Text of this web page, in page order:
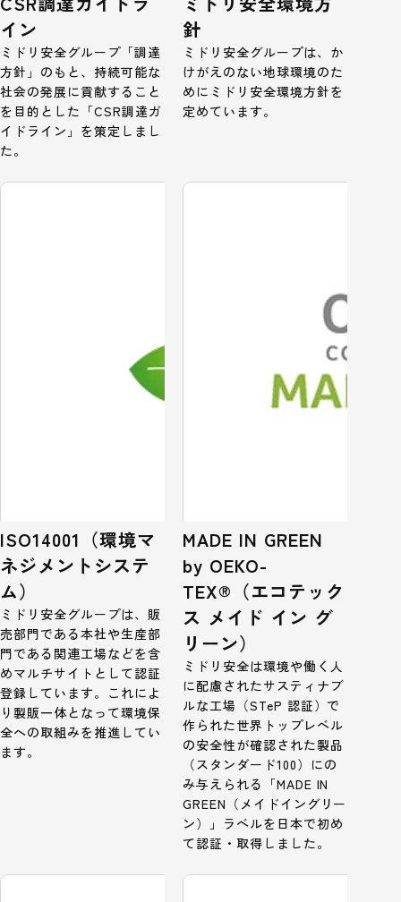
イン
ミドリ安全グループ「調達
方針」のもと、持続可能な
社会の発展に貢献すること
を目的とした「CSR調達ガ
イドライン」を策定しまし
た。
針
ミドリ安全グループは、か
けがえのない地球環境のた
めにミドリ安全環境方針を
定めています。
ISO14001（環境マ
ネジメントシステ
ム）
ミドリ安全グループは、販
売部門である本社や生産部
門である関連工場などを含
めマルチサイトとして認証
登録しています。これによ
り製販一体となって環境保
全への取組みを推進してい
ます。
MADE IN GREEN
by OEKO-
TEX®（エコテック
ス メイド イン グ
リーン）
ミドリ安全は環境や働く人
に配慮されたサスティナブ
ルな工場（STeP 認証）で
作られた世界トップレベル
の安全性が確認された製品
（スタンダード100）にの
み与えられる「MADE IN
GREEN（メイドイングリー
ン）」ラベルを日本で初め
て認証・取得しました。